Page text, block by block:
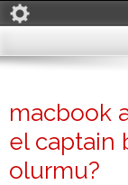
macbook
el captain
olurmu?